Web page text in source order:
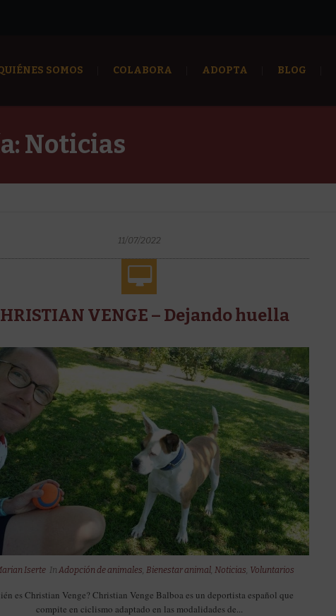
SOMOS COLABORA ADOPTA BLOG
Noticias
11/07/2022
VENGE – Dejando huella
Iserte In Adopción de animales Bienestar animal Noticias Voluntarios
es Christian Venge? Christian Venge Balboa es un deportista español que
compite en ciclismo adaptado en las modalidades de...